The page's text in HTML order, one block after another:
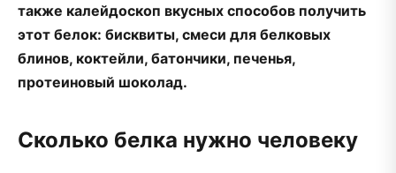
также калейдоскоп вкусных способов получить
этот белок: бисквиты, смеси для белковых
блинов, коктейли, батончики, печенья,
протеиновый шоколад.
Сколько белка нужно человеку